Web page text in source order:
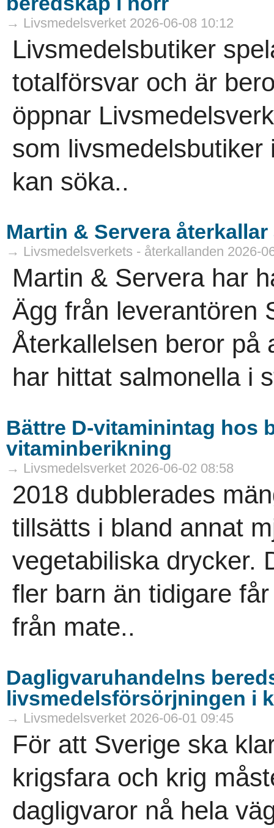
→ Livsmedelsverket 2026-06-08 10:12
Livsmedelsbutiker
totalförsvar och är
öppnar
som
kan söka..
Martin & Servera
→ Livsmedelsverkets - återkallanden 2026-
Martin & Servera har
Ägg från leverantören
Återkallelsen beror på
har hittat salmonella i
Bättre D-vitaminintag hos
vitaminberikning
→ Livsmedelsverket 2026-06-02 08:58
2018 dubblerades
tillsätts i bland annat
vegetabiliska drycker.
fler barn än tidigare
från mate..
Dagligvaruhandelns
livsmedelsförsörjningen i
→ Livsmedelsverket 2026-06-01 09:45
För att Sverige ska
krigsfara och krig
dagligvaror nå hela